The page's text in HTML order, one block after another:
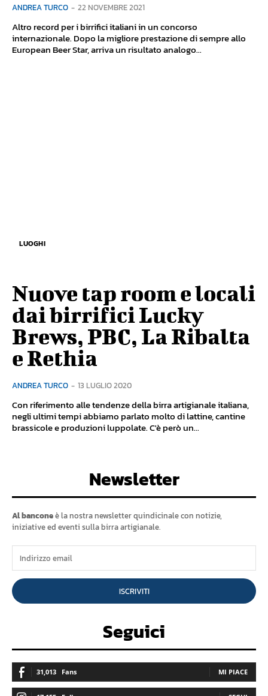
ANDREA TURCO - 22 NOVEMBRE 2021
Altro record per i birrifici italiani in un concorso
internazionale. Dopo la migliore prestazione di sempre allo
European Beer Star, arriva un risultato analogo...
LUOGHI
Nuove tap room e locali
dai birrifici Lucky
Brews, PBC, La Ribalta
e Rethia
ANDREA TURCO - 13 LUGLIO 2020
Con riferimento alle tendenze della birra artigianale italiana,
negli ultimi tempi abbiamo parlato molto di lattine, cantine
brassicole e produzioni luppolate. C'è però un...
Newsletter
Al banconeè la nostra newsletter quindicinale con notizie,
iniziative ed eventi sulla birra artigianale.
ISCRIVITI
Seguici
31,013 Fans MI PIACE